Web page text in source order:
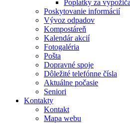
Poplatky za
Poskytovanie informácií
Vývoz odpadov
Kompostáreň
Kalendár akcií
Fotogaléria
Pošta
Dopravné spoje
Dôležité telefónne čísla
Aktuálne počasie
Seniori
Kontakty
Kontakt
Mapa webu